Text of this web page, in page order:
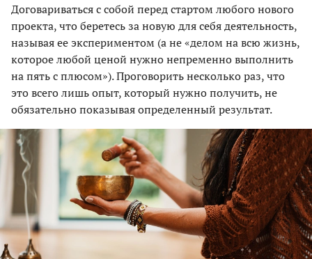
Договариваться с собой перед стартом любого нового
проекта, что беретесь за новую для себя деятельность,
называя ее экспериментом (а не «делом на всю жизнь,
которое любой ценой нужно непременно выполнить
на пять с плюсом»). Проговорить несколько раз, что
это всего лишь опыт, который нужно получить, не
обязательно показывая определенный результат.